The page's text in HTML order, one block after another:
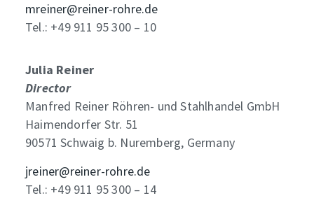
mreiner@reiner-rohre.de
Tel.: +49 911 95 300 – 10
Julia Reiner
Director
Manfred Reiner Röhren- und Stahlhandel GmbH
Haimendorfer Str. 51
90571 Schwaig b. Nuremberg, Germany
jreiner@reiner-rohre.de
Tel.: +49 911 95 300 – 14